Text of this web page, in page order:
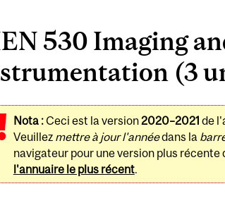
530 Imaging
(3
Nota :Ceci est la version2020–2021 de
Veuillez mettre à jour l'annéedans la
navigateur pour une version plus récente
l'annuaire le plus récent.